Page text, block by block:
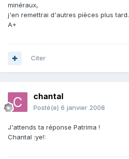
minéraux,
j'en remettrai d'autres pièces plus tard.
A+
Citer
chantal
Posté(e) 6 janvier 2008
J'attends ta réponse Patrima !
Chantal :ye!: